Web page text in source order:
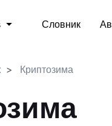
Словник
Криптозима